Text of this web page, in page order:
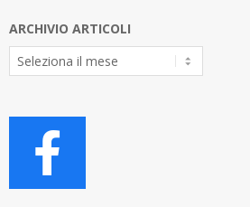
ARCHIVIO ARTICOLI
Archivio
Articoli